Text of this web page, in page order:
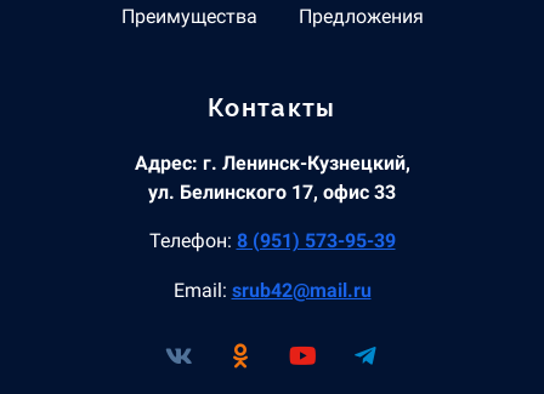
Преимущества
Предложения
Контакты
Адрес: г. Ленинск-Кузнецкий,
ул. Белинского 17, офис 33
Телефон: 8 (951) 573-95-39
Email: srub42@mail.ru